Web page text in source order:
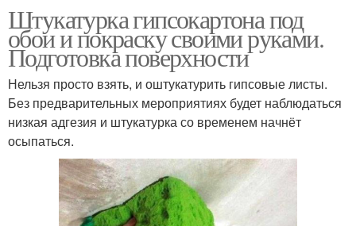
Штукатурка гипсокартона под
обои и покраску своими руками.
Подготовка поверхности
Нельзя просто взять, и оштукатурить гипсовые листы.
Без предварительных мероприятиях будет наблюдаться
низкая адгезия и штукатурка со временем начнёт
осыпаться.